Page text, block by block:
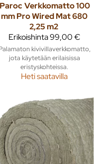
Paroc Verkkomatto 100
mm Pro Wired Mat 680
2,25 m2
Erikoishinta99,00 €
kivivillaverkkomatto,
jota käytetään erilaisissa
eristyskohteissa.
Heti saatavilla